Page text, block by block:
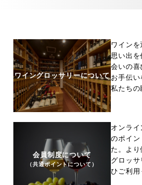
ワイングロッサリーについて
ワインを
思い出を
会いの喜
お手伝
私たちの
会員制度について
（共通ポイントについて）
オンラ
のポイン
た。よ
グロッ
ひご利用